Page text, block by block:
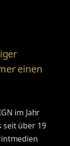
einen
im Jahr
seit über 19